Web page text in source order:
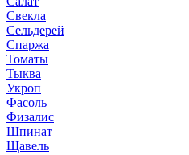
Свекла
Сельдерей
Спаржа
Томаты
Тыква
Укроп
Фасоль
Физалис
Шпинат
Щавель